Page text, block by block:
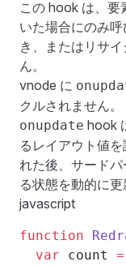
この hook は、要
いた場合にのみ
き、またはリサ
ん。
vnode に
クルされません。
onupdate hook
るレイアウト値
れた後、サード
る状態を動的に更
javascript
function
  var
count =